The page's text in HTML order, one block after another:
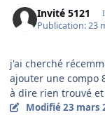
Invité 5121
Publication:23
j'ai cherché
ajouter une compo
à dire rien trouvé
Modifié23 mars